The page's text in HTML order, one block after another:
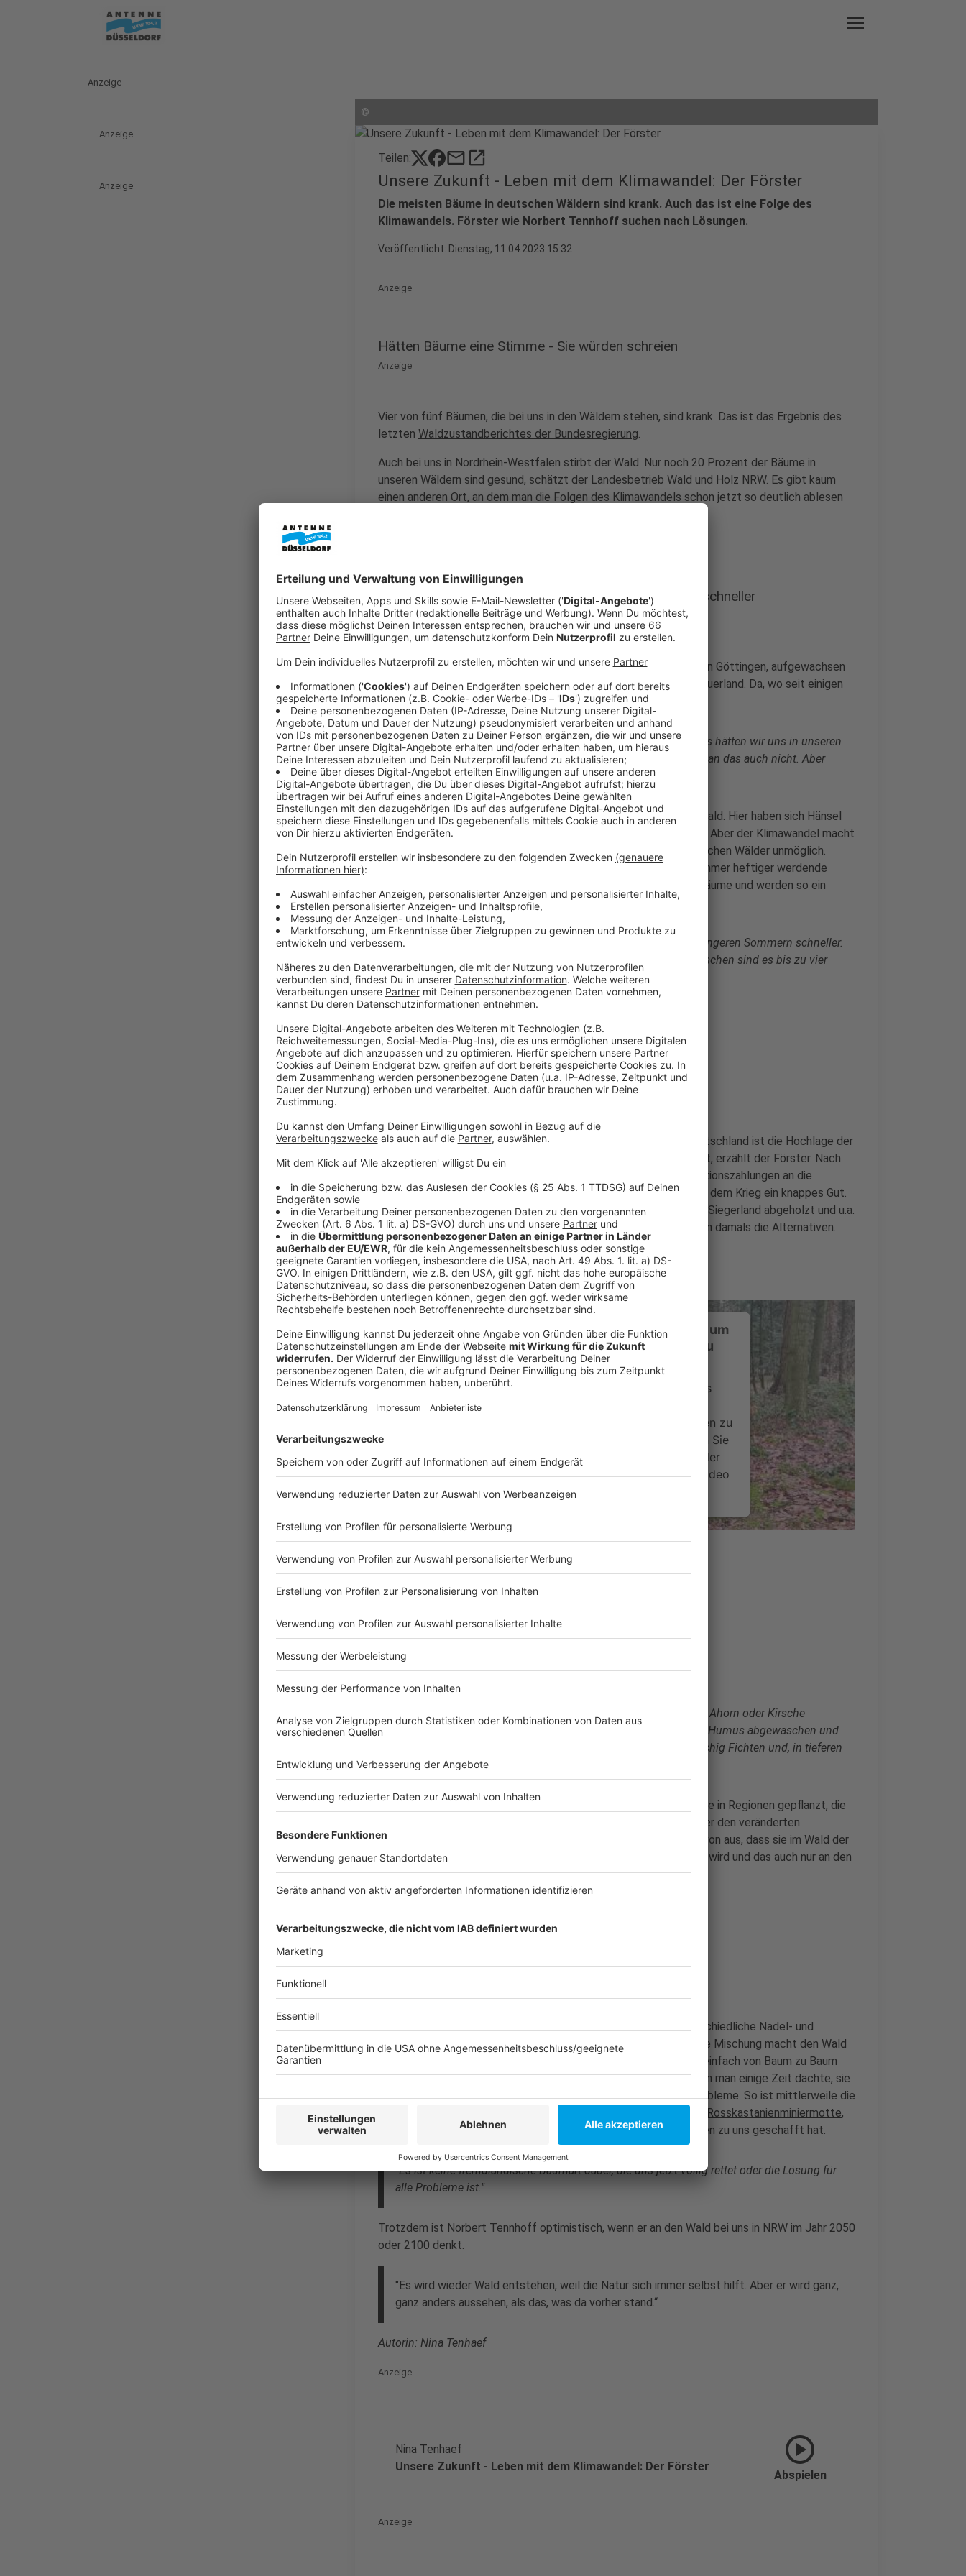
menu
Anzeige
Anzeige
Anzeige
©
Teilen: mailopen_in_new
Unsere Zukunft - Leben mit dem Klimawandel: Der Förster
Die meisten Bäume in deutschen Wäldern sind krank. Auch das ist eine Folge des
Klimawandels. Förster wie Norbert Tennhoff suchen nach Lösungen.
Veröffentlicht: Dienstag, 11.04.2023 15:32
Anzeige
Hätten Bäume eine Stimme - Sie würden schreien
Anzeige
Vier von fünf Bäumen, die bei uns in den Wäldern stehen, sind krank. Das ist das Ergebnis des
letzten Waldzustandberichtes der Bundesregierung.
Auch bei uns in Nordrhein-Westfalen stirbt der Wald. Nur noch 20 Prozent der Bäume in
unseren Wäldern sind gesund, schätzt der Landesbetrieb Wald und Holz NRW. Es gibt kaum
einen anderen Ort, an dem man die Folgen des Klimawandels schon jetzt so deutlich ablesen
Im Wald dauert alles lange - Der Klimawandel kommt schneller
Anzeige
Norbert Tennhoff ist seit über 30 Jahren Förster. Studiert hat er in Göttingen, aufgewachsen
ist er im Münsterland, inzwischen arbeitet er in den Wäldern im Sauerland. Da, wo seit einigen
Jahren das große Fichtensterben begonnen hat.
"Diese Kahlflächen, die jetzt mit toten Bäumen besetzt sind, das hätten wir uns in unseren
kühnsten Träumen nicht ausmalen können - vielleicht wollte man das auch nicht. Aber
dass es so schnell geht, das hatte keiner auf dem Schirm."
Die Fichte steht wie kaum ein anderer Baum für den deutschen Wald. Hier haben sich Hänsel
und Gretel verlaufen, hier trifft Rotkäppchen auf den bösen Wolf. Aber der Klimawandel macht
das Überleben der Fichte in weiten Teilen der nordrhein-westfälischen Wälder unmöglich.
Lange Trockenperioden, zu wenig Niederschläge, dazu kommen immer heftiger werdende
Stürme. Unter diesen Folgen des Klimawandels leiden die Nadelbäume und werden so ein
leichtes Spiel für Schädlinge.
"Borkenkäfer entwickeln sich bei höheren Temperaturen und längeren Sommern schneller.
Früher haben sie eine oder zwei Generationen geschafft, inzwischen sind es bis zu vier
Generationen."
Der natürliche Lebensraum der Fichte ist nicht bei uns
Anzeige
Der einzige natürliche Verbreitungsraum der Fichte bei uns in Deutschland ist die Hochlage der
Alpen. Fichte wurde aus der Not heraus bis ins Flachland angebaut, erzählt der Förster. Nach
dem Ende des Zweiten Weltkrieges musste Deutschland Reparationszahlungen an die
Siegermächte zahlen - auch in Form von Holz, denn Holz war nach dem Krieg ein knappes Gut.
Deshalb wurden weite Teile der Wälder in der Eifel, im Sauer- und Siegerland abgeholzt und u.a.
Nach Großbritannien exportiert. Bei der Wiederaufforstung fehlten damals die Alternativen.
Anzeige
Wir benötigen Ihre Zustimmung, um
den YouTube Video-Service zu
laden!
Wir verwenden einen Service eines
einzubetten. Dieser Service kann Daten zu
Ihren Aktivitäten sammeln. Bitte lesen Sie
die Details durch und stimmen Sie der
Nutzung des Service zu, um dieses Video
Kein anderes Saatgut nach dem zweiten Weltkrieg
Anzeige
"Die Kollegen hätten sich sicherlich gewünscht, Eichen, Buche, Ahorn oder Kirsche
anzupflanzen, aber dieses Saatgut gab es nicht. Und bevor der Humus abgewaschen und
der nackte Felsen im Sauerland zu sehen war, hat man großflächig Fichten und, in tieferen
Lagen, Kiefern angepflanzt."
Viele Hektar Wald sind in Monokultur entstanden. Die Fichte wurde in Regionen gepflanzt, die
am Rande ihres natürlichen Spektrums lagen, was ihren Erhalt unter den veränderten
klimatischen Bedingungen unmöglich macht. Der Förster geht davon aus, dass sie im Wald der
Zukunft nur noch vereinzelt im Sauer- und Siegerland vorkommen wird und das auch nur an den
schattigen Nordhängen der höheren Mittelgebirgsregionen.
Anzeige
Der Wald der Zukunft ist für den Experten der Mischwald. Unterschiedliche Nadel- und
Laubgehölze, dazwischen Sträucher, Flachwurzler, Tiefwurzler. Die Mischung macht den Wald
klimastabiler und sorgt dafür, dass natürliche Gegenspieler nicht einfach von Baum zu Baum
wandern können. Denn auch fremdländische Baumarten, von denen man einige Zeit dachte, sie
könnten uns beim Klimawandel helfen, bekommen inzwischen Probleme. So ist mittlerweile die
Rosskastanienminiermotte,
die es schon vor einigen Jahrzehnten aus Südeuropa über die Alpen zu uns geschafft hat.
"Es ist keine fremdländische Baumart dabei, die uns jetzt völlig rettet oder die Lösung für
alle Probleme ist."
Trotzdem ist Norbert Tennhoff optimistisch, wenn er an den Wald bei uns in NRW im Jahr 2050
oder 2100 denkt.
"Es wird wieder Wald entstehen, weil die Natur sich immer selbst hilft. Aber er wird ganz,
ganz anders aussehen, als das, was da vorher stand.“
Autorin: Nina Tenhaef
Anzeige
Nina Tenhaef
Unsere Zukunft - Leben mit dem Klimawandel: Der Förster
play_circle
Abspielen
Anzeige